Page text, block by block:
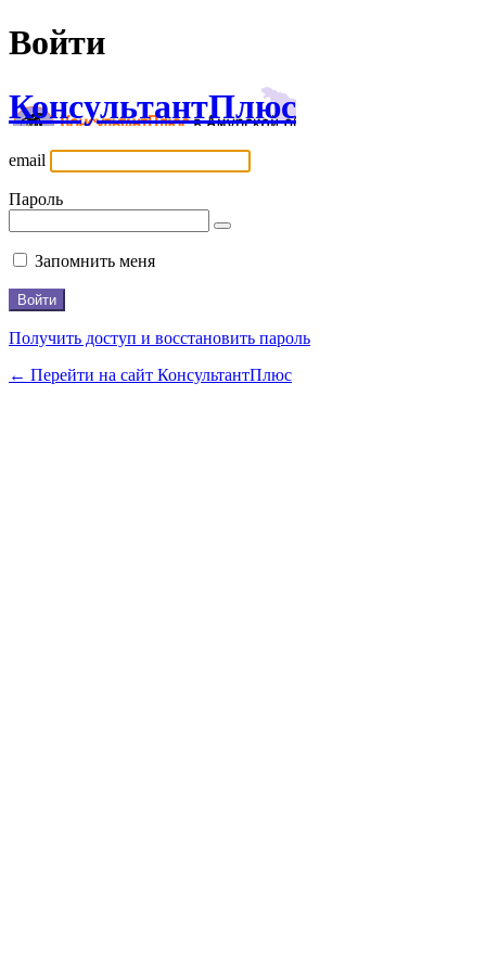
Войти
КонсультантПлюс
email
Пароль
Запомнить меня
Получить доступ и восстановить пароль
← Перейти на сайт КонсультантПлюс